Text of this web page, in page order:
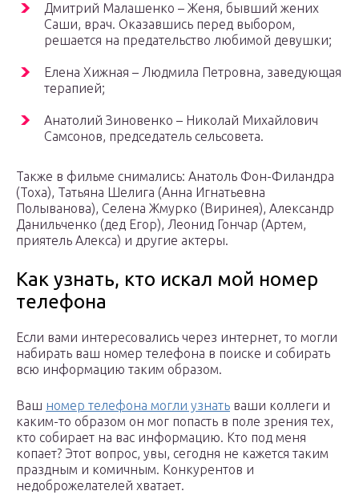
Дмитрий Малашенко – Женя, бывший жених
Саши, врач. Оказавшись перед выбором,
решается на предательство любимой девушки;
Елена Хижная – Людмила Петровна, заведующая
терапией;
Анатолий Зиновенко – Николай Михайлович
Самсонов, председатель сельсовета.
Также в фильме снимались: Анатоль Фон-Филандра
(Тоха), Татьяна Шелига (Анна Игнатьевна
Полыванова), Селена Жмурко (Виринея), Александр
Данильченко (дед Егор), Леонид Гончар (Артем,
приятель Алекса) и другие актеры.
Как узнать, кто искал мой номер
телефона
Если вами интересовались через интернет, то могли
набирать ваш номер телефона в поиске и собирать
всю информацию таким образом.
Ваш номер телефона могли узнать ваши коллеги и
каким-то образом он мог попасть в поле зрения тех,
кто собирает на вас информацию. Кто под меня
копает? Этот вопрос, увы, сегодня не кажется таким
праздным и комичным. Конкурентов и
недоброжелателей хватает.